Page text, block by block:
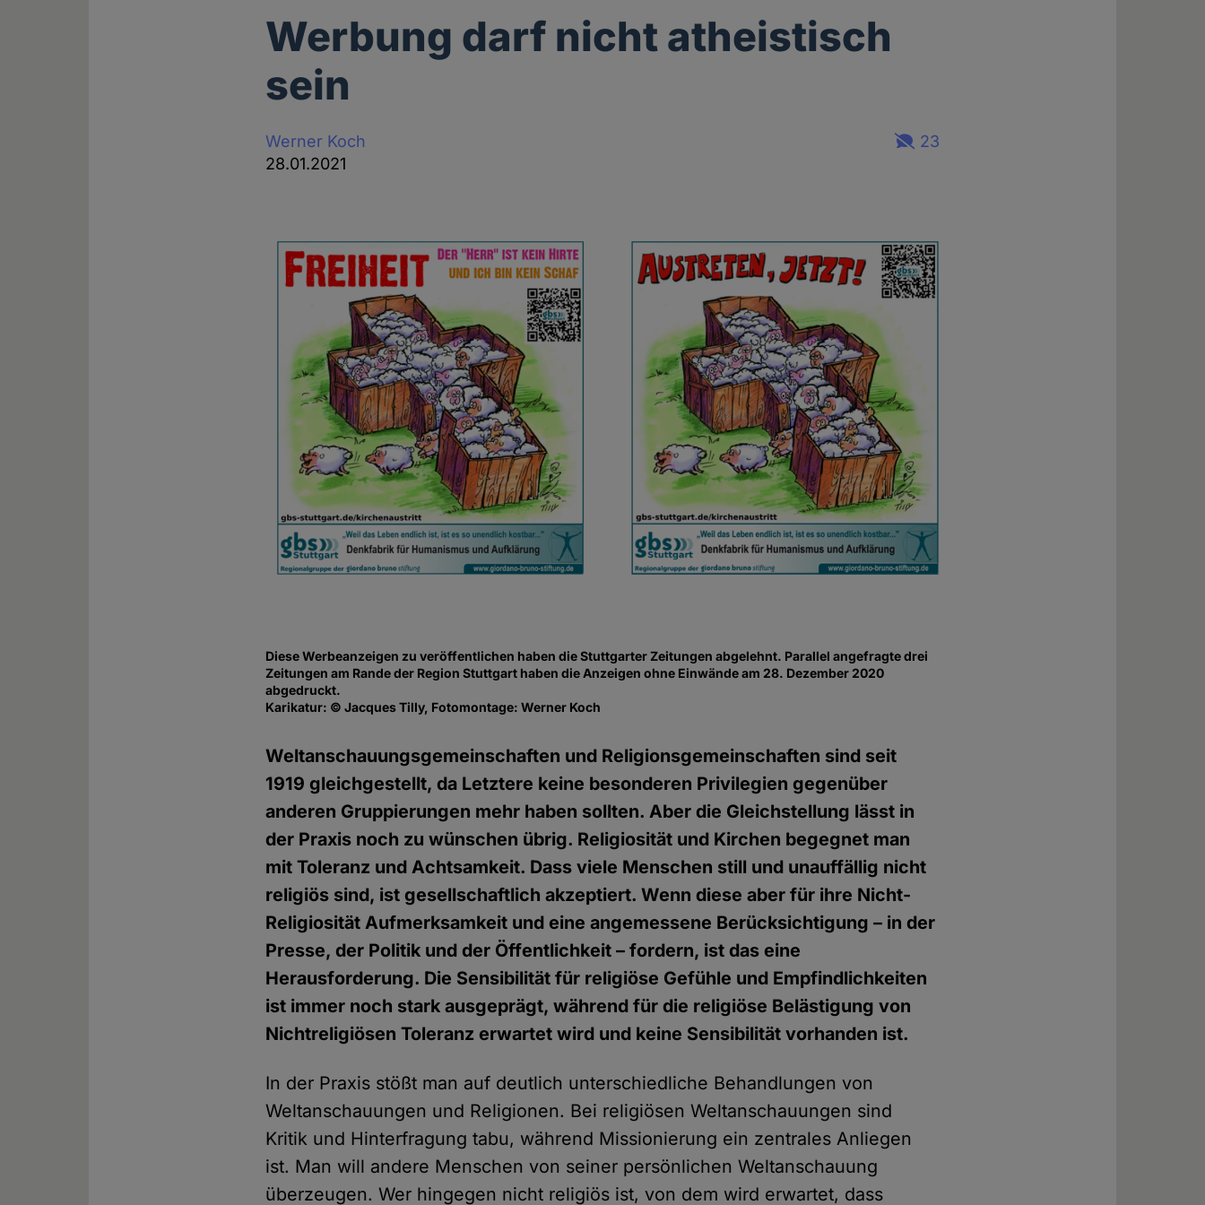
Werbung darf nicht atheistisch
sein
Werner Koch
28.01.2021
23
Diese Werbeanzeigen zu veröffentlichen haben die Stuttgarter Zeitungen abgelehnt. Parallel angefragte drei
Zeitungen am Rande der Region Stuttgart haben die Anzeigen ohne Einwände am 28. Dezember 2020
abgedruckt.
Karikatur: © Jacques Tilly, Fotomontage: Werner Koch
Weltanschauungsgemeinschaften und Religionsgemeinschaften sind seit
1919 gleichgestellt, da Letztere keine besonderen Privilegien gegenüber
anderen Gruppierungen mehr haben sollten. Aber die Gleichstellung lässt in
der Praxis noch zu wünschen übrig. Religiosität und Kirchen begegnet man
mit Toleranz und Achtsamkeit. Dass viele Menschen still und unauffällig nicht
religiös sind, ist gesellschaftlich akzeptiert. Wenn diese aber für ihre Nicht-
Religiosität Aufmerksamkeit und eine angemessene Berücksichtigung – in der
Presse, der Politik und der Öffentlichkeit – fordern, ist das eine
Herausforderung. Die Sensibilität für religiöse Gefühle und Empfindlichkeiten
ist immer noch stark ausgeprägt, während für die religiöse Belästigung von
Nichtreligiösen Toleranz erwartet wird und keine Sensibilität vorhanden ist.
In der Praxis stößt man auf deutlich unterschiedliche Behandlungen von
Weltanschauungen und Religionen. Bei religiösen Weltanschauungen sind
Kritik und Hinterfragung tabu, während Missionierung ein zentrales Anliegen
ist. Man will andere Menschen von seiner persönlichen Weltanschauung
überzeugen. Wer hingegen nicht religiös ist, von dem wird erwartet, dass